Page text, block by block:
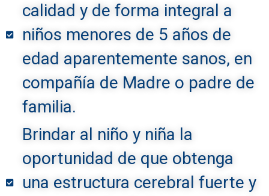
calidad y de forma integral a
niños menores de 5 años de
edad aparentemente sanos, en
compañía de Madre o padre de
familia.
Brindar al niño y niña la
oportunidad de que obtenga
una estructura cerebral fuerte y